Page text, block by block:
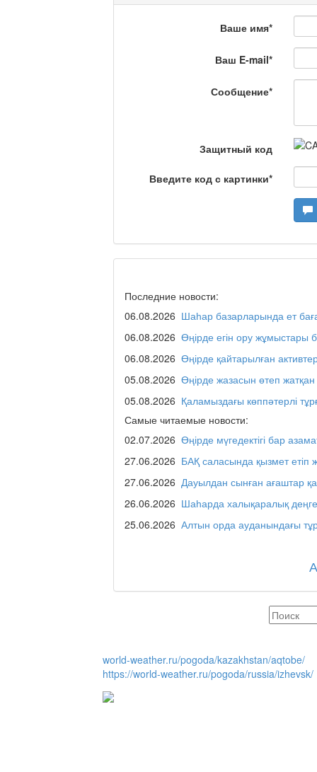
Что скажет доктор?
Станем чемпионами
Я открываю мир /
Дәрігер не айтады?
Maslihat LIVE
Отчётная встреча
қаласы әкімінің
REGION 04
Люди города /
Служба 109
Час депутата /
Ваше имя*
Ваш E-mail*
Сообщение*
Защитный код
Введите код с картинки*
Последние новости:
06.08.2026 Шаһар базарларында ет
06.08.2026 Өңірде егін ору жұмыстары
06.08.2026 Өңірде қайтарылған
05.08.2026 Өңірде жазасын өтеп
05.08.2026 Қаламыздағы көппәтерлі
Самые читаемые новости:
02.07.2026 Өңірде мүгедектігі бар
27.06.2026 БАҚ саласында қызмет етіп
27.06.2026 Дауылдан сынған ағаштар
26.06.2026 Шаһарда халықаралық
25.06.2026 Алтын орда ауданындағы
world-weather.ru/pogoda/kazakhstan/aqtobe/
https://world-weather.ru/pogoda/russia/izhevsk/